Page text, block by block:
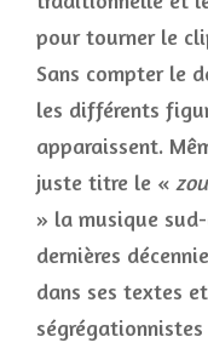
pour tourner le
Sans compter le
les différents
apparaissent.
juste titre le «
» la musique
dernières
dans ses textes